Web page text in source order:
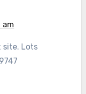
am
site. Lots